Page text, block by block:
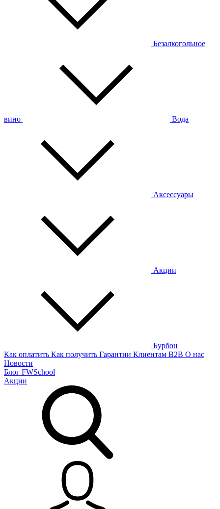
Безалкогольное
вино Вода
Аксессуары
Акции
Бурбон
Как оплатить Как получить Гарантии Клиентам B2B О нас
Новости
Блог FWSchool
Акции